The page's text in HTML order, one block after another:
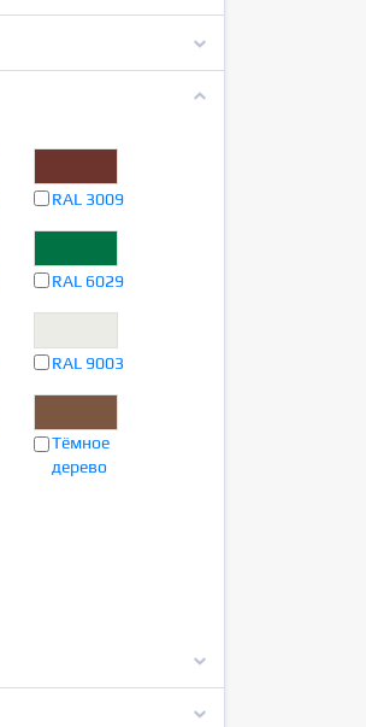
RAL 3009
RAL 6029
RAL 9003
Тёмное
дерево